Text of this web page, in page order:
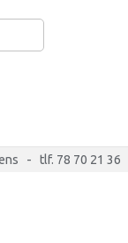
- tlf. 78 70 21 36